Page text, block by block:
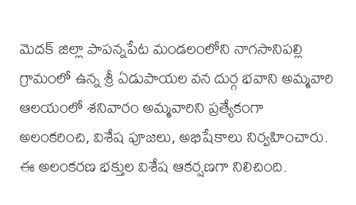
మెదక్ జిల్లా పాపన్నపేట మండలంలోని నాగసానిపల్లి
గ్రామంలో ఉన్న శ్రీ ఏడుపాయల వన దుర్గ భవాని అమ్మవారి
ఆలయంలో శనివారం అమ్మవారిని ప్రత్యేకంగా
అలంకరించి, విశేష పూజలు, అభిషేకాలు నిర్వహించారు.
ఈ అలంకరణ భక్తుల విశేష ఆకర్షణగా నిలిచింది.